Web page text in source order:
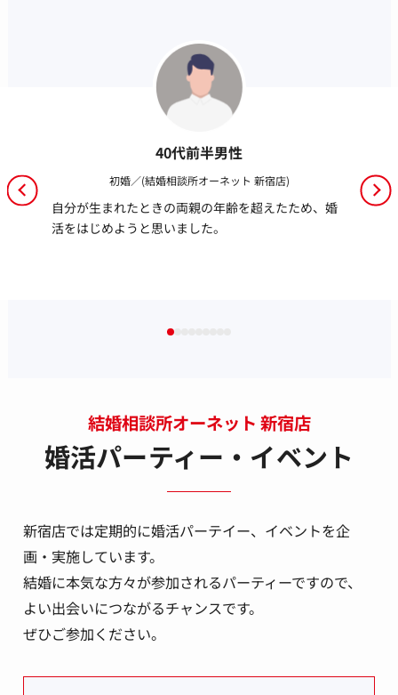
40代前半男性
初婚／(結婚相談所オーネット 新宿店)
自分が生まれたときの両親の年齢を超えたため、婚
活をはじめようと思いました。
結婚相談所オーネット 新宿店
婚活パーティー・イベント
新宿店では定期的に婚活パーテイー、イベントを企
画・実施しています。
結婚に本気な方々が参加されるパーティーですので、
よい出会いにつながるチャンスです。
ぜひご参加ください。